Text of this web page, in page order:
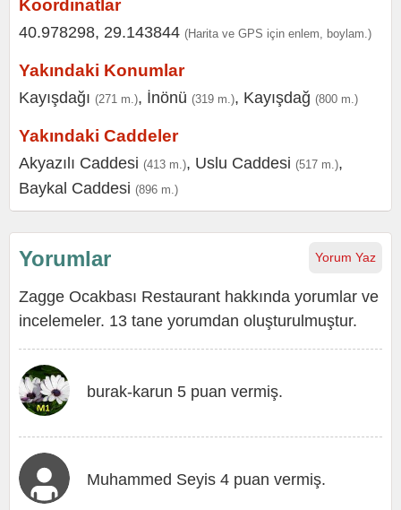
Koordinatlar
40.978298, 29.143844 (Harita ve GPS için enlem, boylam.)
Yakındaki Konumlar
Kayışdağı (271 m.), İnönü (319 m.), Kayışdağ (800 m.)
Yakındaki Caddeler
Akyazılı Caddesi (413 m.), Uslu Caddesi (517 m.),
Baykal Caddesi (896 m.)
Yorum Yaz
Yorumlar
Zagge Ocakbası Restaurant hakkında yorumlar ve
incelemeler. 13 tane yorumdan oluşturulmuştur.
burak-karun 5 puan vermiş.
Muhammed Seyis 4 puan vermiş.